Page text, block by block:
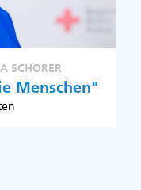
SCHORER
Menschen"